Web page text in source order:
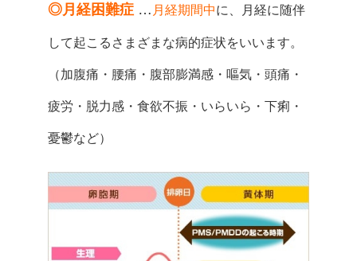
◎月経困難症 … 月経期間中に、月経に随伴
して起こるさまざまな病的症状をいいます。
（加腹痛・腰痛・腹部膨満感・嘔気・頭痛・
疲労・脱力感・食欲不振・いらいら・下痢・
憂鬱など）